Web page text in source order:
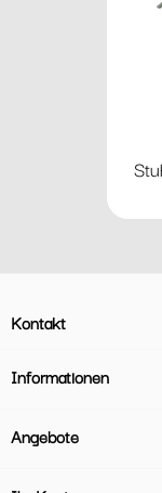
Kontakt
Informationen
Angebote